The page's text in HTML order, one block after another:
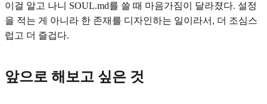
이걸 알고 나니 SOUL.md를 쓸 때 마음가짐이 달라졌다. 설정
을 적는 게 아니라 한 존재를 디자인하는 일이라서, 더 조심스
럽고 더 즐겁다.
앞으로 해보고 싶은 것